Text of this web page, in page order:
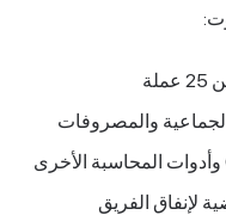
والمصروفات
لإنفاق الفريق